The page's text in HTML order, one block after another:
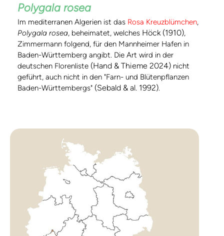
Polygala rosea
Im mediterranen Algerien ist das Rosa Kreuzblümchen,
Polygala rosea, beheimatet, welches Höck (1910),
Zimmermann folgend, für den Mannheimer Hafen in
Baden-Württemberg angibt. Die Art wird in der
deutschen Florenliste (Hand & Thieme 2024) nicht
geführt, auch nicht in den "Farn- und Blütenpflanzen
Baden-Württembergs" (Sebald & al. 1992).